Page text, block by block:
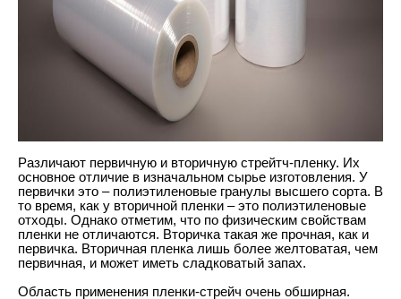
Различают первичную и вторичную стрейтч-пленку. Их
основное отличие в изначальном сырье изготовления. У
первички это – полиэтиленовые гранулы высшего сорта. В
то время, как у вторичной пленки – это полиэтиленовые
отходы. Однако отметим, что по физическим свойствам
пленки не отличаются. Вторичка такая же прочная, как и
первичка. Вторичная пленка лишь более желтоватая, чем
первичная, и может иметь сладковатый запах.
Область применения пленки-стрейч очень обширная.